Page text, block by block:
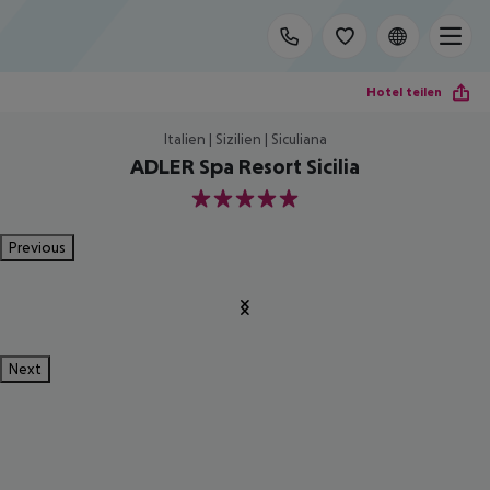
Hotel teilen
Italien | Sizilien | Siculiana
ADLER Spa Resort Sicilia
5
Previous
Next